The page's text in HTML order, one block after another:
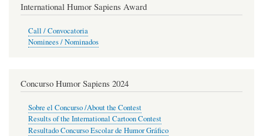
International Humor Sapiens Award
Call / Convocatoria
Nominees / Nominados
Concurso Humor Sapiens 2024
Sobre el Concurso /About the Contest
Results of the International Cartoon Contest
Resultado Concurso Escolar de Humor Gráfico